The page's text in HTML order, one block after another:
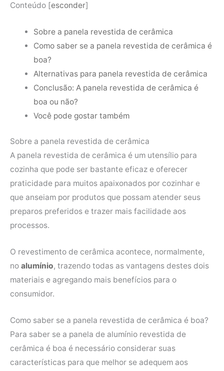
Conteúdo [esconder]
Sobre a panela revestida de cerâmica
Como saber se a panela revestida de cerâmica é
boa?
Alternativas para panela revestida de cerâmica
Conclusão: A panela revestida de cerâmica é
boa ou não?
Você pode gostar também
Sobre a panela revestida de cerâmica
A panela revestida de cerâmica é um utensílio para
cozinha que pode ser bastante eficaz e oferecer
praticidade para muitos apaixonados por cozinhar e
que anseiam por produtos que possam atender seus
preparos preferidos e trazer mais facilidade aos
processos.
O revestimento de cerâmica acontece, normalmente,
no alumínio, trazendo todas as vantagens destes dois
materiais e agregando mais benefícios para o
consumidor.
Como saber se a panela revestida de cerâmica é boa?
Para saber se a panela de alumínio revestida de
cerâmica é boa é necessário considerar suas
características para que melhor se adequem aos